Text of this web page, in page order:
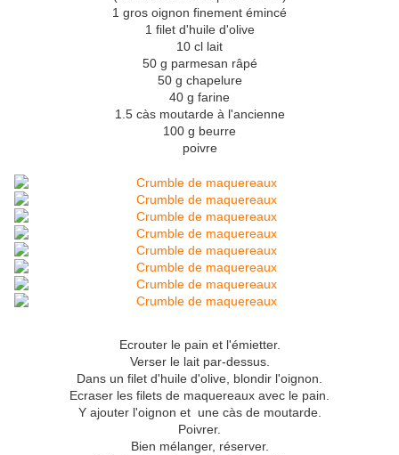
1 gros oignon finement émincé
1 filet d'huile d'olive
10 cl lait
50 g parmesan râpé
50 g chapelure
40 g farine
1.5 càs moutarde à l'ancienne
100 g beurre
poivre
Ecrouter le pain et l'émietter.
Verser le lait par-dessus.
Dans un filet d'huile d'olive, blondir l'oignon.
Ecraser les filets de maquereaux avec le pain.
Y ajouter l'oignon et une càs de moutarde.
Poivrer.
Bien mélanger, réserver.